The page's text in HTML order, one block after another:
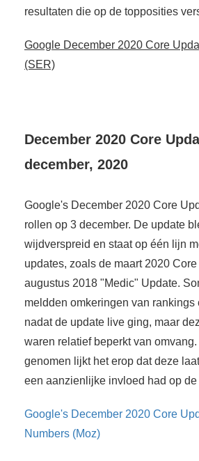
resultaten die op de topposities
Google December 2020 Core
(SER)
December 2020 Core
december, 2020
Google's December 2020 Core
rollen op 3 december. De update
wijdverspreid en staat op één lijn
updates, zoals de maart 2020
augustus 2018 "Medic" Update.
meldden omkeringen van rankings
nadat de update live ging, maar
waren relatief beperkt van omvang.
genomen lijkt het erop dat deze
een aanzienlijke invloed had op
Google's December 2020 Core
Numbers (Moz)